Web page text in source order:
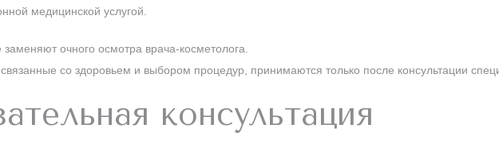
медицинской услугой.
очного осмотра врача-косметолога.
со здоровьем и выбором процедур, принимаются только после консультации
консультация